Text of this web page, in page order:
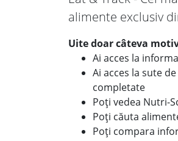
alimente exclusiv
Uite doar câteva
Ai acces la
Ai acces la sute
completate
Poți vedea Nutri-
Poți căuta
Poți compara